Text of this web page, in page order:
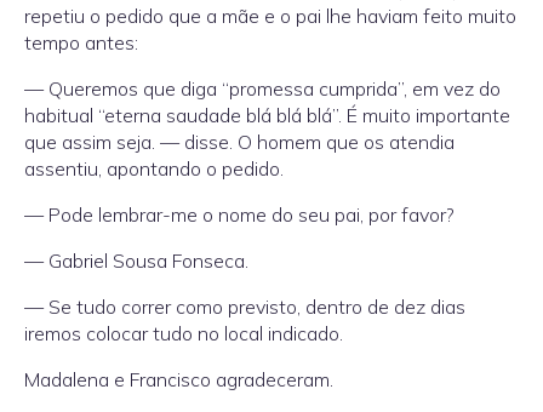
repetiu o pedido que a mãe e o pai lhe haviam feito muito
tempo antes:
— Queremos que diga “promessa cumprida”, em vez do
habitual “eterna saudade blá blá blá”. É muito importante
que assim seja. — disse. O homem que os atendia
assentiu, apontando o pedido.
— Pode lembrar-me o nome do seu pai, por favor?
— Gabriel Sousa Fonseca.
— Se tudo correr como previsto, dentro de dez dias
iremos colocar tudo no local indicado.
Madalena e Francisco agradeceram.